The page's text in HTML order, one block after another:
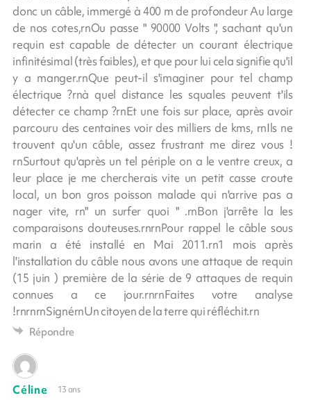
donc un câble, immergé à 400 m de profondeur Au large
de nos cotes,rnOu passe " 90000 Volts ", sachant qu'un
requin est capable de détecter un courant électrique
infinitésimal (très faibles), et que pour lui cela signifie qu'il
y a manger.rnQue peut-il s'imaginer pour tel champ
électrique ?rnà quel distance les squales peuvent t'ils
détecter ce champ ?rnEt une fois sur place, après avoir
parcouru des centaines voir des milliers de kms, rnIls ne
trouvent qu'un câble, assez frustrant me direz vous !
rnSurtout qu'après un tel périple on a le ventre creux, a
leur place je me chercherais vite un petit casse croute
local, un bon gros poisson malade qui n'arrive pas a
nager vite, rn" un surfer quoi " .rnBon j'arrête la les
comparaisons douteuses.rnrnPour rappel le câble sous
marin a été installé en Mai 2011.rn1 mois après
l'installation du câble nous avons une attaque de requin
(15 juin ) première de la série de 9 attaques de requin
connues a ce jour.rnrnFaites votre analyse
!rnrnrnSignérnUn citoyen de la terre qui réfléchit.rn
Répondre
Céline 13 ans